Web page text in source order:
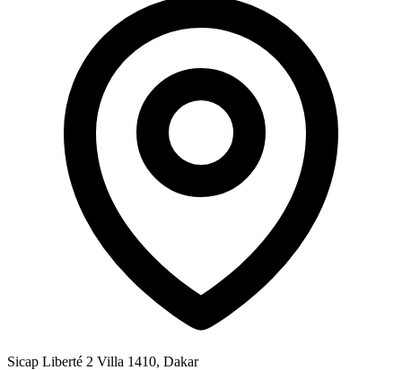
Sicap Liberté 2 Villa 1410, Dakar